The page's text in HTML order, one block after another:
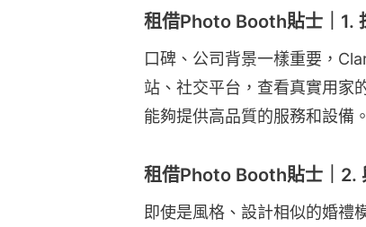
租借Photo Booth貼士｜1.
口碑、公司背景一樣重要，
站、社交平台，查看真實用家
能夠提供高品質的服務和設備。
租借Photo Booth貼士｜2.
即使是風格、設計相似的婚禮